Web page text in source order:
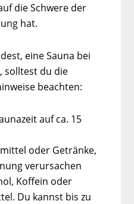
die Schwere der
hat.
eine Sauna bei
solltest du die
beachten:
auf ca. 15
oder Getränke,
verursachen
Koffein oder
Du kannst bis zu